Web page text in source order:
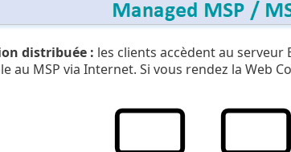
distribuée : les clients accèdent au serveur
au MSP via Internet. Si vous rendez la Web